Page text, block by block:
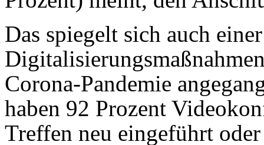
Das spiegelt sich auch
Corona-Pandemie
haben 92 Prozent
Treffen neu eingeführt